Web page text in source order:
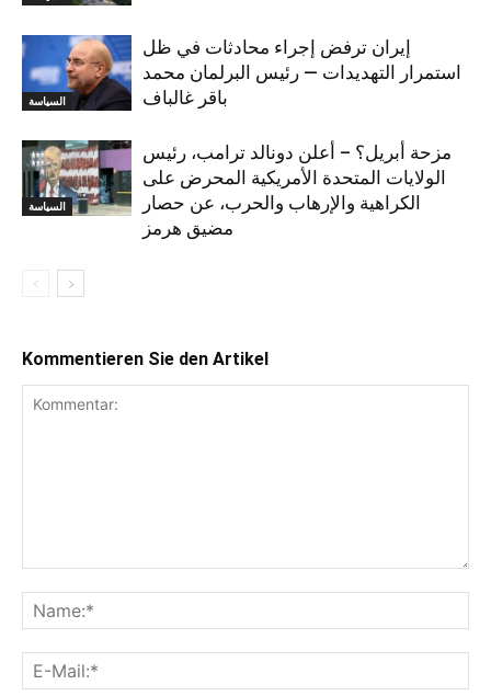
السياسة
إيران ترفض إجراء محادثات في ظل
استمرار التهديدات — رئيس البرلمان محمد
باقر غالباف
السياسة
مزحة أبريل؟ – أعلن دونالد ترامب، رئيس
الولايات المتحدة الأمريكية المحرض على
الكراهية والإرهاب والحرب، عن حصار
مضيق هرمز
Kommentieren Sie den Artikel